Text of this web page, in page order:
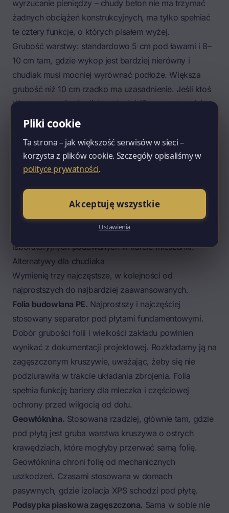
wyrzucanie pieniędzy – chudy beton nie ma trzymać
żadnych obciążeń konstrukcyjnych, ma tylko spełniać
te cztery funkcje, o których pisałem wyżej.
Grubość warstwy: standardowo 5 cm pod ławami i 8–
10 cm tam, gdzie wykop jest bardziej nierówny i
chudiak musi mocniej wyrównać podłoże. Większa
grubość niż 10 cm rzadko ma uzasadnienie. Jeśli ktoś
Wam proponuje chudiak grubości 15 cm – zapytajcie,
dlaczego. Najczęściej powodem jest błąd w wykopie
naprawić chudiakiem zamiast podsypką piaskową. To
droższe rozwiązanie tego samego problemu.
Po wylaniu chudego betonu trzeba dać mu czas na
związanie zgodnie ze wskazaniami producenta
mieszanki i kierownika budowy. W realiach polskiej
budowy – szczególnie w chłodne miesiące – warto
dodać margines bezpieczeństwa względem warunków
laboratoryjnych podawanych w karcie mieszanki.
Alternatywy dla chudiaka
Wymienię trzy najczęstsze, w kolejności od
najprostszych do najbardziej zaawansowanych.
Folia budowlana PE. Najprostszy i najczęściej
stosowany separator pod płytami fundamentowymi.
Dobór grubości folii i wielkości zakładu powinien
wynikać z dokumentacji projektowej. Rozkładamy ją na
zagęszczonym kruszywie, uważając, żeby się nie
podziurawiła w trakcie układania zbrojenia. Folia
spełnia funkcję bariery dla mleczka i częściowej
ochrony przed wilgocią od dołu.
Geowłóknina. Stosowana rzadziej, głównie tam, gdzie
pod płytą jest gruba warstwa kruszywa o ostrych
krawędziach, które mogłyby przerwać samą folię.
Geowłóknina chroni folię od mechanicznych
uszkodzeń. Czasami stosowana w domach
pasywnych, gdzie izolacja XPS schodzi pod płytę.
Podsypka piaskowa zagęszczona. Sama w sobie nie
Pliki cookie
Ta strona – jak większość serwisów w sieci –
korzysta z plików cookie. Szczegóły opisaliśmy w
polityce prywatności.
Akceptuję wszystkie
Ustawienia